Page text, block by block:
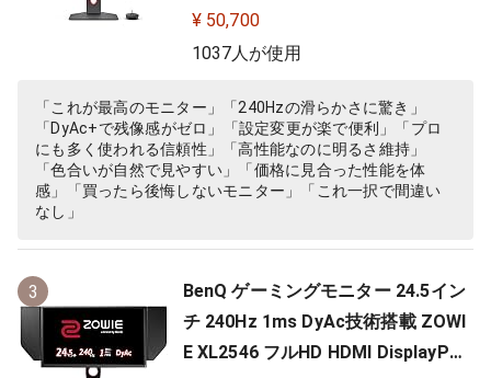
さめ台座/新筐体デザイン/新OSDメ
ニュー/新型液晶パネル採用)
¥ 50,700
1037人が使用
「これが最高のモニター」「240Hzの滑らかさに驚き」
「DyAc+で残像感がゼロ」「設定変更が楽で便利」「プロ
にも多く使われる信頼性」「高性能なのに明るさ維持」
「色合いが自然で見やすい」「価格に見合った性能を体
感」「買ったら後悔しないモニター」「これ一択で間違い
なし」
3
BenQ ゲーミングモニター 24.5イン
チ 240Hz 1ms DyAc技術搭載 ZOWI
E XL2546 フルHD HDMI DisplayPor